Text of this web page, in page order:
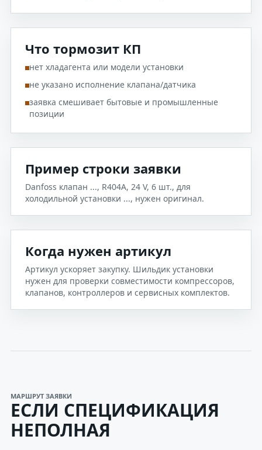
Что тормозит КП
нет хладагента или модели установки
не указано исполнение клапана/датчика
заявка смешивает бытовые и промышленные
позиции
Пример строки заявки
Danfoss клапан ..., R404A, 24 V, 6 шт., для
холодильной установки ..., нужен оригинал.
Когда нужен артикул
Артикул ускоряет закупку. Шильдик установки
нужен для проверки совместимости компрессоров,
клапанов, контроллеров и сервисных комплектов.
МАРШРУТ ЗАЯВКИ
ЕСЛИ СПЕЦИФИКАЦИЯ
НЕПОЛНАЯ